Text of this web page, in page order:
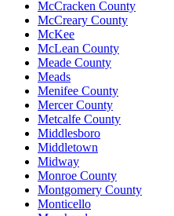
McCracken County
McCreary County
McKee
McLean County
Meade County
Meads
Menifee County
Mercer County
Metcalfe County
Middlesboro
Middletown
Midway
Monroe County
Montgomery County
Monticello